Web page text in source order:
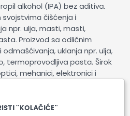
alkohol (IPA) bez aditiva.
svojstvima čišćenja i
npr. ulja, masti, masti,
Proizvod sa odličnim
uklanja npr. ulja,
termoprovodljiva pasta. Širok
mehanici, elektronici i
"KOLAČIĆE"